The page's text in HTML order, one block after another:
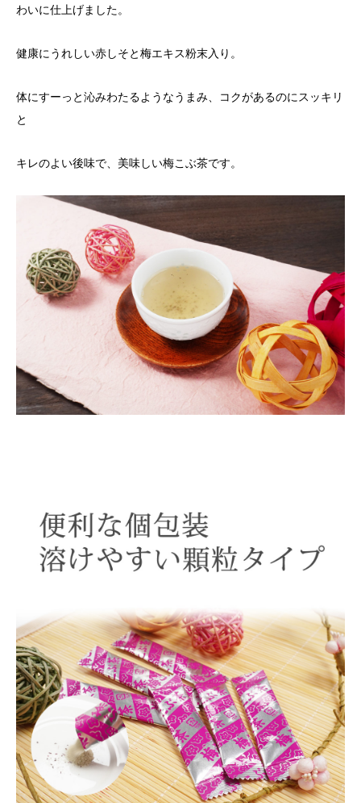
わいに仕上げました。
健康にうれしい赤しそと梅エキス粉末入り。
体にすーっと沁みわたるようなうまみ、コクがあるのにスッキリ
と
キレのよい後味で、美味しい梅こぶ茶です。